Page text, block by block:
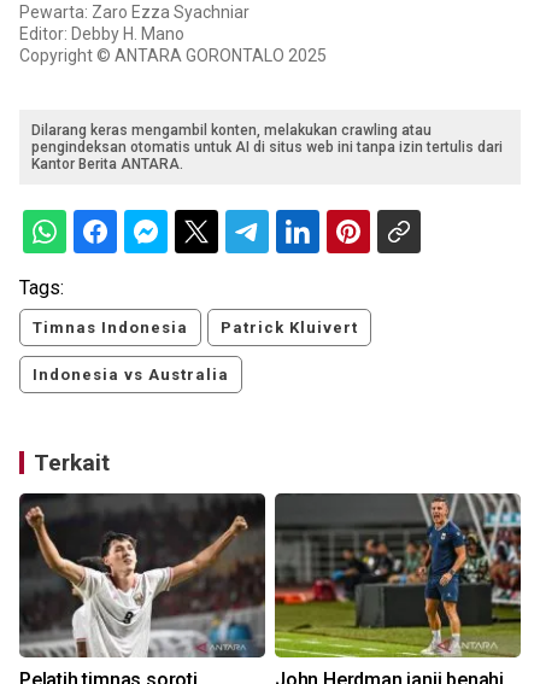
Pewarta: Zaro Ezza Syachniar
Editor: Debby H. Mano
Copyright © ANTARA GORONTALO 2025
Dilarang keras mengambil konten, melakukan crawling atau
pengindeksan otomatis untuk AI di situs web ini tanpa izin tertulis dari
Kantor Berita ANTARA.
Tags:
Timnas Indonesia Patrick Kluivert
Indonesia vs Australia
Terkait
Pelatih timnas soroti John Herdman janji benahi